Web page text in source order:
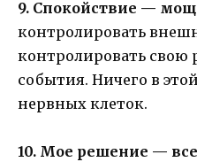
9. Спокойствие —
контролировать
контролировать свою
события. Ничего в
нервных клеток.
10. Мое решение —